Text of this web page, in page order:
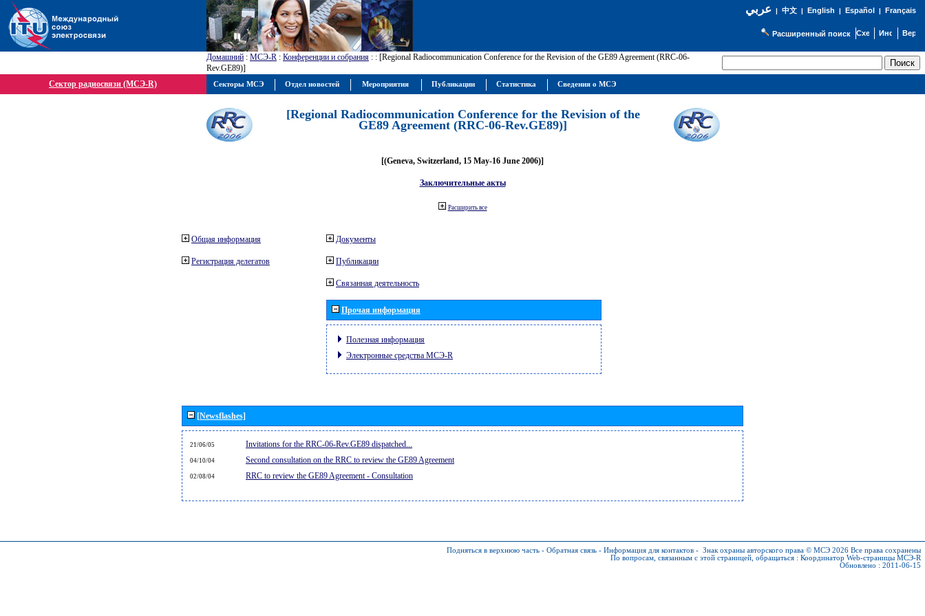
عربي| 中文| English | Español | Français
Расширенный поиск
Домашний : МСЭ-R : Конференции и собрания : : [Regional Radiocommunication Conference for the Revision of the GE89 Agreement (RRC-06-
Rev.GE89)]
Сектор радиосвязи (МСЭ-R)
[Regional Radiocommunication Conference for the Revision of the
GE89 Agreement (RRC-06-Rev.GE89)]
[(Geneva, Switzerland, 15 May-16 June 2006)]
Заключительные акты
Расширить все
Общая информация
Регистрация делегатов
Документы
Публикации
Связанная деятельность
Прочая информация
Полезная информация
Электронные средства МСЭ-R
[Newsflashes]
21/06/05 Invitations for the RRC-06-Rev.GE89 dispatched...
04/10/04 Second consultation on the RRC to review the GE89 Agreement
02/08/04 RRC to review the GE89 Agreement - Consultation
Подняться в верхнюю часть - Обратная связь - Информация для контактов - Знак охраны авторского права © МСЭ 2026 Все права сохранены
По вопросам, связанным с этой страницей, обращаться : Координатор Web-страницы МСЭ-R
Обновлено : 2011-06-15
Секторы МСЭ Отдел новостей Мероприятия Публикации Статистика Сведения о МСЭ